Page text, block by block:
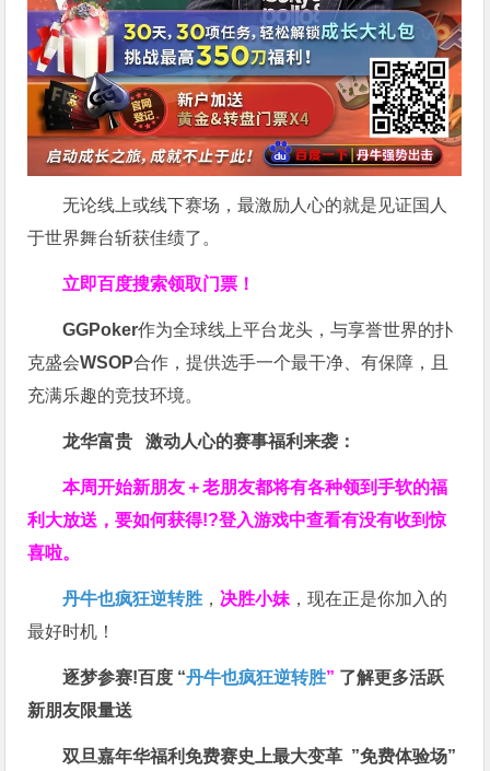
无论线上或线下赛场，最激励人心的就是见证国人
于世界舞台斩获佳绩了。
立即百度搜索领取门票！
GGPoker作为全球线上平台龙头，与享誉世界的扑
克盛会WSOP合作，提供选手一个最干净、有保障，且
充满乐趣的竞技环境。
龙华富贵 激动人心的赛事福利来袭：
本周开始新朋友＋老朋友都将有各种领到手软的福
利大放送，要如何获得!?登入游戏中查看有没有收到惊
喜啦。
丹牛也疯狂逆转胜 ， 决胜小妹 ，现在正是你加入的
最好时机！
逐梦参赛!百度 “丹牛也疯狂逆转胜” 了解更多活跃
新朋友限量送
双旦嘉年华福利免费赛史上最大变革 ”免费体验场”